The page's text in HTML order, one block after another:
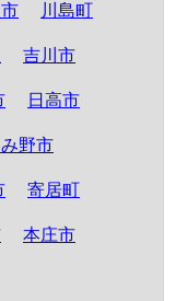
川島町
吉川市
日高市
野市
寄居町
本庄市